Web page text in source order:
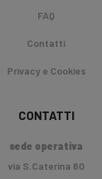
FAQ
Contatti
Privacy e Cookies
CONTATTI
sede operativa
via S.Caterina 60